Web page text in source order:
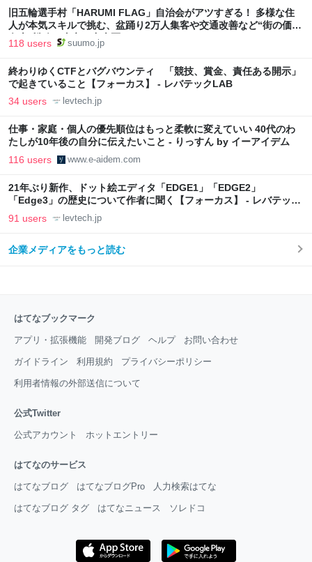
旧五輪選手村「HARUMI FLAG」自治会がアツすぎる！ 多様な住
人が本気スキルで挑む、盆踊り2万人集客や交通改善など“街の価値
向上”戦略 東京・中央区
118 users suumo.jp
終わりゆくCTFとバグバウンティ 「競技、賞金、責任ある開示」
で起きていること【フォーカス】 - レバテックLAB
34 users levtech.jp
仕事・家庭・個人の優先順位はもっと柔軟に変えていい 40代のわ
たしが10年後の自分に伝えたいこと - りっすん by イーアイデム
116 users www.e-aidem.com
21年ぶり新作、ドット絵エディタ「EDGE1」「EDGE2」
「Edge3」の歴史について作者に聞く【フォーカス】 - レバテック
LAB
91 users levtech.jp
企業メディアをもっと読む
はてなブックマーク
アプリ・拡張機能 開発ブログ ヘルプ お問い合わせ
ガイドライン 利用規約 プライバシーポリシー
利用者情報の外部送信について
公式Twitter
公式アカウント ホットエントリー
はてなのサービス
はてなブログ はてなブログPro 人力検索はてな
はてなブログ タグ はてなニュース ソレドコ